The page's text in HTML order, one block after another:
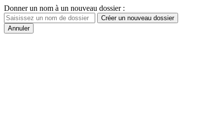
Donner un nom à un nouveau dossier :
Créer un nouveau dossier
Annuler